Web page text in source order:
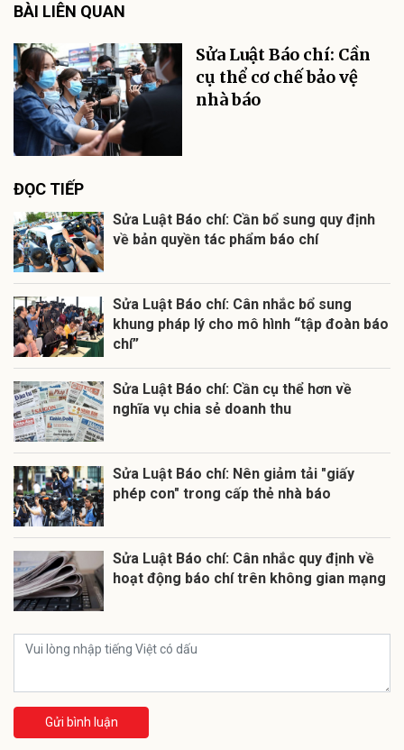
BÀI LIÊN QUAN
Sửa Luật Báo chí: Cần
cụ thể cơ chế bảo vệ
nhà báo
ĐỌC TIẾP
Sửa Luật Báo chí: Cần bổ sung quy định
về bản quyền tác phẩm báo chí
Sửa Luật Báo chí: Cân nhắc bổ sung
khung pháp lý cho mô hình “tập đoàn báo
chí”
Sửa Luật Báo chí: Cần cụ thể hơn về
nghĩa vụ chia sẻ doanh thu
Sửa Luật Báo chí: Nên giảm tải "giấy
phép con" trong cấp thẻ nhà báo
Sửa Luật Báo chí: Cân nhắc quy định về
hoạt động báo chí trên không gian mạng
Gửi bình luận